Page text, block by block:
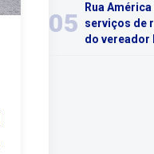
05
Rua
serviços de
do vereador